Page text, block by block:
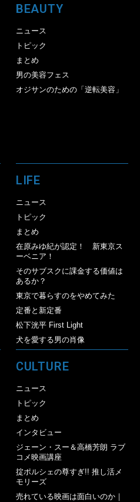
BEAUTY
ニュース
トピック
まとめ
男の美容フェス
オジサンのための「逆転美容」
LIFE
ニュース
トピック
まとめ
在原みゆ紀が認定！ 新東京ス
ーベニア！
そのサブスクに課金する価値は
あるか？
東京で暮らすのをやめてみた
定番と新定番
松下洸平 First Light
犬を愛する男の肖像
CULTURE
ニュース
トピック
まとめ
インタビュー
ジェーン・スー＆高橋芳朗 ラブ
コメ映画講座
掟ポルシェの尊すぎ!! 推し活メ
モリーズ
売れている映画は面白いのか｜